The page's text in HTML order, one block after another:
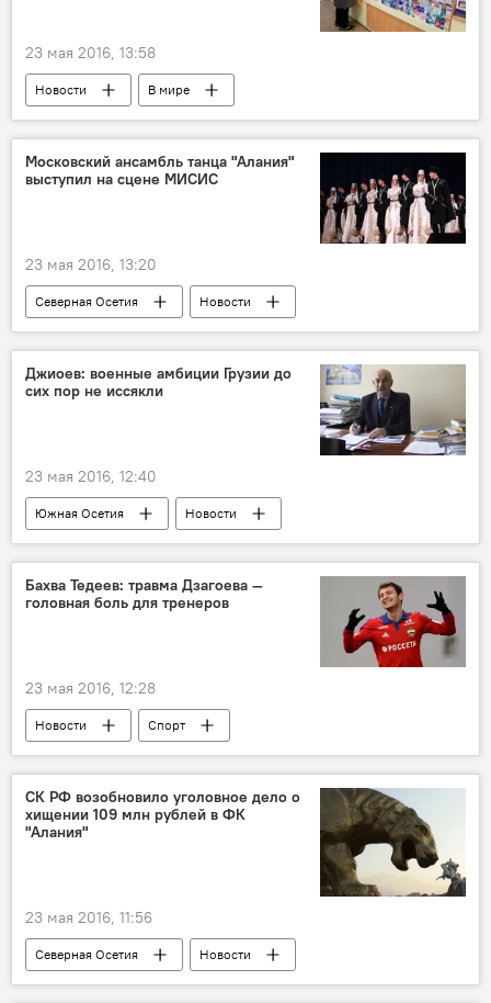
23 мая 2016, 13:58
Новости В мире
Московский ансамбль танца "Алания"
выступил на сцене МИСИС
23 мая 2016, 13:20
Северная Осетия Новости
Джиоев: военные амбиции Грузии до
сих пор не иссякли
23 мая 2016, 12:40
Южная Осетия Новости
Бахва Тедеев: травма Дзагоева —
головная боль для тренеров
23 мая 2016, 12:28
Новости Спорт
СК РФ возобновило уголовное дело о
хищении 109 млн рублей в ФК
"Алания"
23 мая 2016, 11:56
Северная Осетия Новости